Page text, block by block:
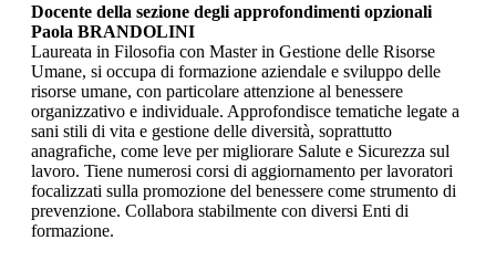
Docente della sezione degli approfondimenti opzionali
Paola BRANDOLINI
Laureata in Filosofia con Master in Gestione delle Risorse
Umane, si occupa di formazione aziendale e sviluppo delle
risorse umane, con particolare attenzione al benessere
organizzativo e individuale. Approfondisce tematiche legate a
sani stili di vita e gestione delle diversità, soprattutto
anagrafiche, come leve per migliorare Salute e Sicurezza sul
lavoro. Tiene numerosi corsi di aggiornamento per lavoratori
focalizzati sulla promozione del benessere come strumento di
prevenzione. Collabora stabilmente con diversi Enti di
formazione.